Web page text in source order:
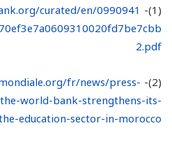
(1)-
curated/en/0990941
2.pdf
(2)-
fr/news/press-
world-bank-strengthens-its-
education-sector-in-morocco